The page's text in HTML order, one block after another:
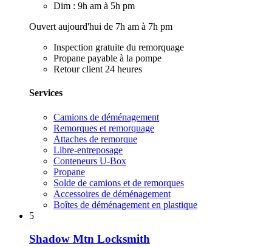
Dim : 9h am à 5h pm
Ouvert aujourd'hui de 7h am à 7h pm
Inspection gratuite du remorquage
Propane payable à la pompe
Retour client 24 heures
Services
Camions de déménagement
Remorques et remorquage
Attaches de remorque
Libre-entreposage
Conteneurs U-Box
Propane
Solde de camions et de remorques
Accessoires de déménagement
Boîtes de déménagement en plastique
5
Shadow Mtn Locksmith